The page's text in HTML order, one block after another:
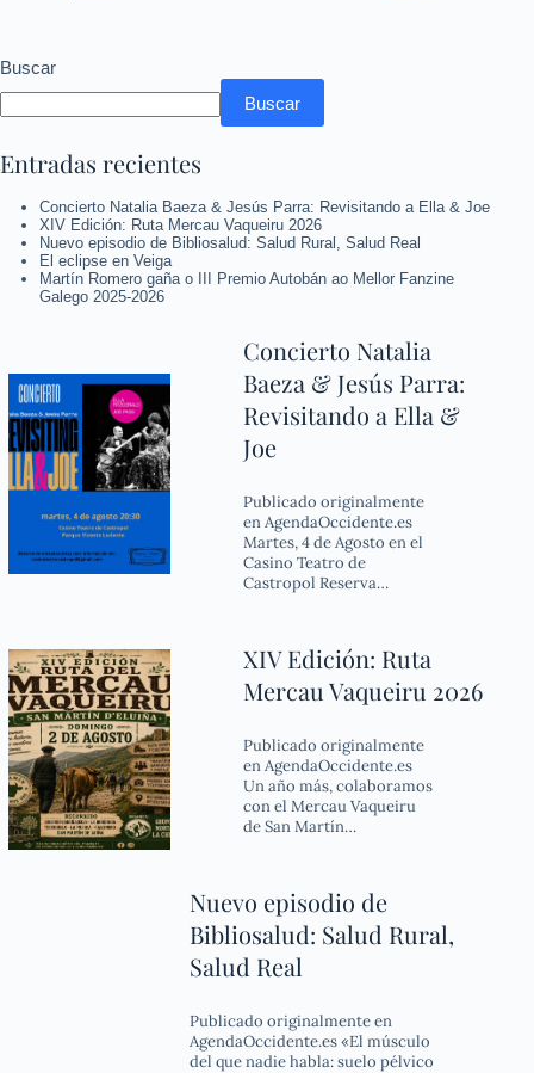
Buscar
Buscar
Entradas recientes
Concierto Natalia Baeza & Jesús Parra: Revisitando a Ella & Joe
XIV Edición: Ruta Mercau Vaqueiru 2026
Nuevo episodio de Bibliosalud: Salud Rural, Salud Real
El eclipse en Veiga
Martín Romero gaña o III Premio Autobán ao Mellor Fanzine
Galego 2025-2026
Concierto Natalia
Baeza & Jesús Parra:
Revisitando a Ella &
Joe
Publicado originalmente
en AgendaOccidente.es
Martes, 4 de Agosto en el
Casino Teatro de
Castropol Reserva…
XIV Edición: Ruta
Mercau Vaqueiru 2026
Publicado originalmente
en AgendaOccidente.es
Un año más, colaboramos
con el Mercau Vaqueiru
de San Martín…
Nuevo episodio de
Bibliosalud: Salud Rural,
Salud Real
Publicado originalmente en
AgendaOccidente.es «El músculo
del que nadie habla: suelo pélvico